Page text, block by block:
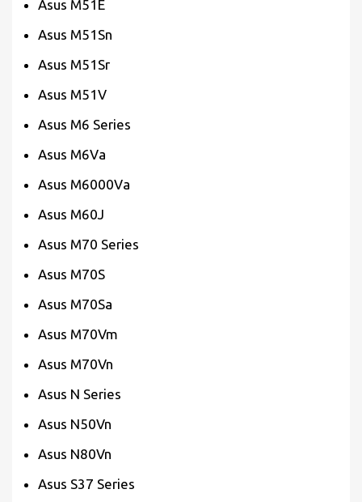
Asus M51E
Asus M51Sn
Asus M51Sr
Asus M51V
Asus M6 Series
Asus M6Va
Asus M6000Va
Asus M60J
Asus M70 Series
Asus M70S
Asus M70Sa
Asus M70Vm
Asus M70Vn
Asus N Series
Asus N50Vn
Asus N80Vn
Asus S37 Series